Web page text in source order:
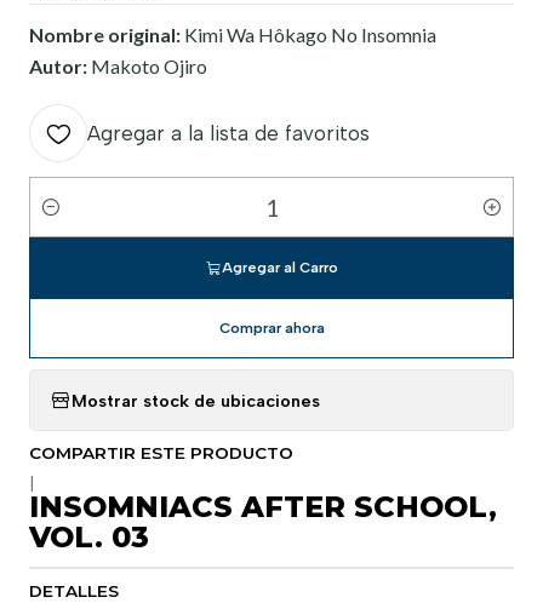
Nombre original: Kimi Wa Hôkago No Insomnia
Autor: Makoto Ojiro
Agregar a la lista de favoritos
Cantidad
Agregar al Carro
Comprar ahora
Mostrar stock de ubicaciones
COMPARTIR ESTE PRODUCTO
INSOMNIACS AFTER SCHOOL,
VOL. 03
DETALLES